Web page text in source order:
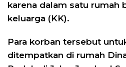
karena dalam satu rumah
keluarga (KK).
Para korban tersebut
ditempatkan di rumah